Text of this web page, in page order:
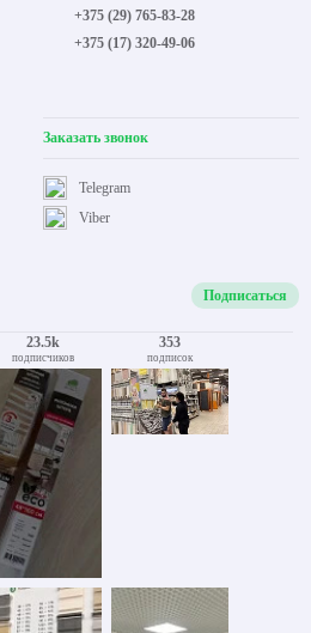
+375 (29) 765-83-28
+375 (17) 320-49-06
Заказать звонок
Viber
Telegram
Подписаться
23.5k
подписчиков
353
подписок